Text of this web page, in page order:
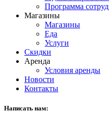
Программа
Магазины
Магазины
Еда
Услуги
Скидки
Аренда
Условия аренды
Новости
Контакты
Написать нам: